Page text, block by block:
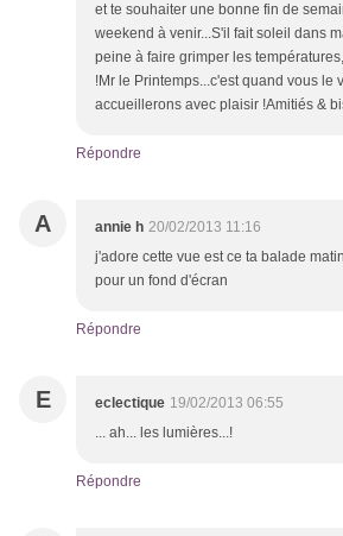
et te souhaiter une bonne fin de
weekend à venir...S'il fait soleil dans
peine à faire grimper les
!Mr le Printemps...c'est quand vous le
accueillerons avec plaisir !Amitiés &
Répondre
A annie h 20/02/2013 11:16
j'adore cette vue est ce ta balade
pour un fond d'écran
Répondre
E eclectique 19/02/2013 06:55
... ah... les lumières...!
Répondre